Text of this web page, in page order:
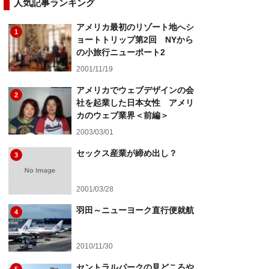
人気記事ランキング
1
アメリカ最初のリゾート地へシ
ョートトリップ第2回 NYから
の小旅行ニューポート2
2001/11/19
2
アメリカでウェブデザインの会
社を起業した日本女性 アメリ
カのウェブ業界＜前編＞
2003/03/01
3 セックス産業が締め出し？
2001/03/28
4 羽田～ニューヨーク直行便就航
2010/11/30